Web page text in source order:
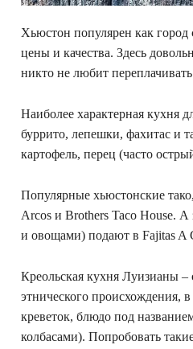
Хьюстон популярен как
цены и качества. Здесь
никто не любит
Наиболее характерная кухня
буррито, лепешки, фахитас и
картофель, перец (часто
Популярные хьюстонские
Arcos и Brothers Taco House.
и овощами) подают в Fajitas A
Креольская кухня Луизианы –
этнического происхождения,
креветок, блюдо под
колбасами). Попробовать